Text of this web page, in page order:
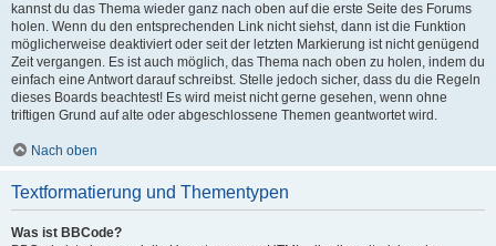
kannst du das Thema wieder ganz nach oben auf die erste Seite des Forums
holen. Wenn du den entsprechenden Link nicht siehst, dann ist die Funktion
möglicherweise deaktiviert oder seit der letzten Markierung ist nicht genügend
Zeit vergangen. Es ist auch möglich, das Thema nach oben zu holen, indem du
einfach eine Antwort darauf schreibst. Stelle jedoch sicher, dass du die Regeln
dieses Boards beachtest! Es wird meist nicht gerne gesehen, wenn ohne
triftigen Grund auf alte oder abgeschlossene Themen geantwortet wird.
Nach oben
Textformatierung und Thementypen
Was ist BBCode?